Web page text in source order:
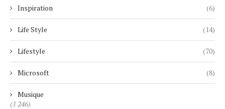
Inspiration (6)
Life Style (14)
Lifestyle (70)
Microsoft (8)
Musique
(1 246)